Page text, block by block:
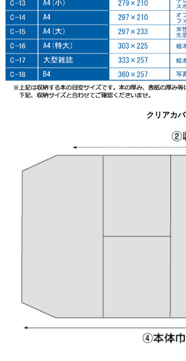
クリアカ